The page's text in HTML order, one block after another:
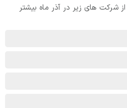
های زیر در آذر ماه بیشتر